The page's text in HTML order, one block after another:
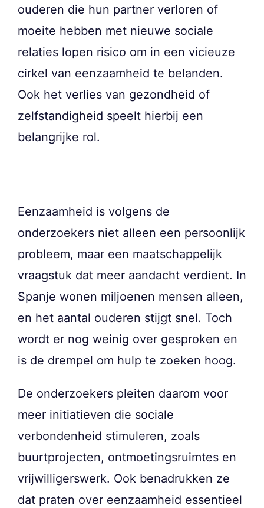
ouderen die hun partner verloren of
moeite hebben met nieuwe sociale
relaties lopen risico om in een vicieuze
cirkel van eenzaamheid te belanden.
Ook het verlies van gezondheid of
zelfstandigheid speelt hierbij een
belangrijke rol.
Eenzaamheid is volgens de
onderzoekers niet alleen een persoonlijk
probleem, maar een maatschappelijk
vraagstuk dat meer aandacht verdient. In
Spanje wonen miljoenen mensen alleen,
en het aantal ouderen stijgt snel. Toch
wordt er nog weinig over gesproken en
is de drempel om hulp te zoeken hoog.
De onderzoekers pleiten daarom voor
meer initiatieven die sociale
verbondenheid stimuleren, zoals
buurtprojecten, ontmoetingsruimtes en
vrijwilligerswerk. Ook benadrukken ze
dat praten over eenzaamheid essentieel